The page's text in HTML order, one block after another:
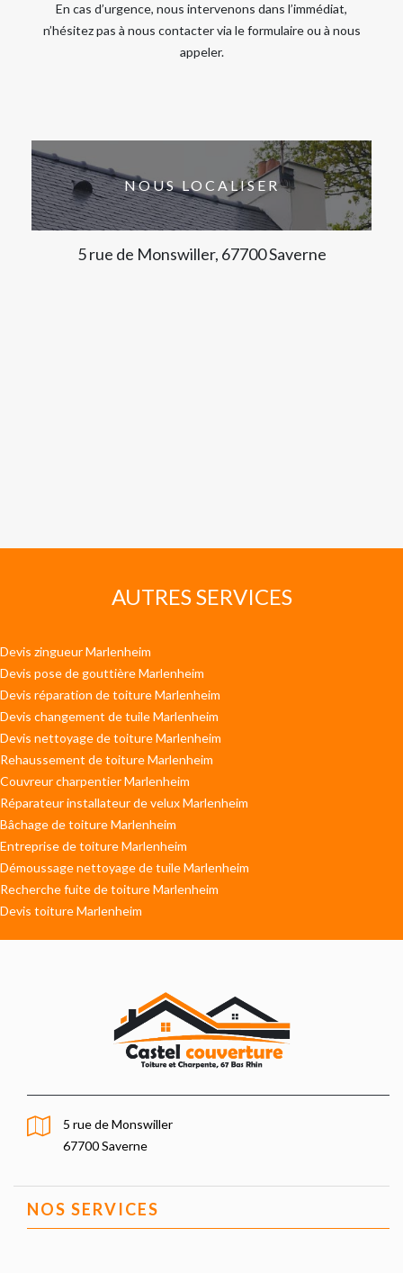
En cas d’urgence, nous intervenons dans l’immédiat,
n’hésitez pas à nous contacter via le formulaire ou à nous
appeler.
NOUS LOCALISER
5 rue de Monswiller, 67700 Saverne
AUTRES SERVICES
Devis zingueur Marlenheim
Devis pose de gouttière Marlenheim
Devis réparation de toiture Marlenheim
Devis changement de tuile Marlenheim
Devis nettoyage de toiture Marlenheim
Rehaussement de toiture Marlenheim
Couvreur charpentier Marlenheim
Réparateur installateur de velux Marlenheim
Bâchage de toiture Marlenheim
Entreprise de toiture Marlenheim
Démoussage nettoyage de tuile Marlenheim
Recherche fuite de toiture Marlenheim
Devis toiture Marlenheim
5 rue de Monswiller
67700 Saverne
NOS SERVICES